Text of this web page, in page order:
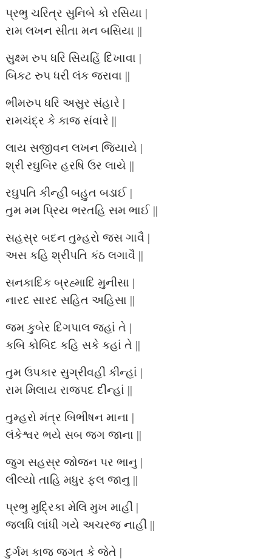
પ્રભુ ચરિત્ર સુનિબે કો રસિયા |
રામ લખન સીતા મન બસિયા ||
સુક્ષ્મ રુપ ધરિ સિયહિં દિખાવા |
બિકટ રુપ ધરી લંક જરાવા ||
ભીમરુપ ધરિ અસુર સંહારે |
રામચંદ્ર કે કાજ સંવારે ||
લાય સજીવન લખન જિયાયે |
શ્રી રઘુબિર હરષિ ઉર લાયે ||
રઘુપતિ કીન્હીં બહુત બડાઈ |
તુમ મમ પ્રિય ભરતહિ સમ ભાઈ ||
સહસ્ર બદન તુમ્હરો જસ ગાવૈ |
અસ કહિ શ્રીપતિ કંઠ લગાવૈ ||
સનકાદિક બ્રહ્માદિ મુનીસા |
નારદ સારદ સહિત અહિસા ||
જમ કુબેર દિગપાલ જહાં તે |
કબિ કોબિદ કહિ સકે કહાં તે ||
તુમ ઉપકાર સુગ્રીવહીં કીન્હાં |
રામ મિલાય રાજપદ દીન્હાં ||
તુમ્હરો મંત્ર બિભીષન માના |
લંકેશ્વર ભયે સબ જગ જાના ||
જુગ સહસ્ર જોજન પર ભાનુ |
લીલ્યો તાહિ મધુર ફલ જાનુ ||
પ્રભુ મુદ્રિકા મેલિ મુખ માહીં |
જલધિ લાંધી ગયે અચરજ નાહીં ||
દુર્ગમ કાજ જગત કે જેતે |